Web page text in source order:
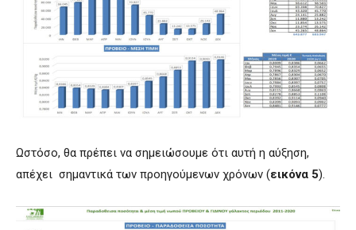
Ωστόσο, θα πρέπει να σημειώσουμε ότι αυτή η αύξηση,
απέχει σημαντικά των προηγούμενων χρόνων (εικόνα 5).